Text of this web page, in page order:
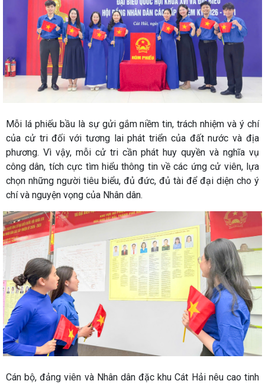
Mỗi lá phiếu bầu là sự gửi gắm niềm tin, trách nhiệm và ý chí
của cử tri đối với tương lai phát triển của đất nước và địa
phương. Vì vậy, mỗi cử tri cần phát huy quyền và nghĩa vụ
công dân, tích cực tìm hiểu thông tin về các ứng cử viên, lựa
chọn những người tiêu biểu, đủ đức, đủ tài để đại diện cho ý
chí và nguyện vọng của Nhân dân.
Cán bộ, đảng viên và Nhân dân đặc khu Cát Hải nêu cao tinh